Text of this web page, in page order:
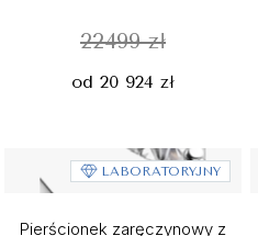
22499 zł
od 20 924 zł
LABORATORYJNY
Pierścionek zaręczynowy z